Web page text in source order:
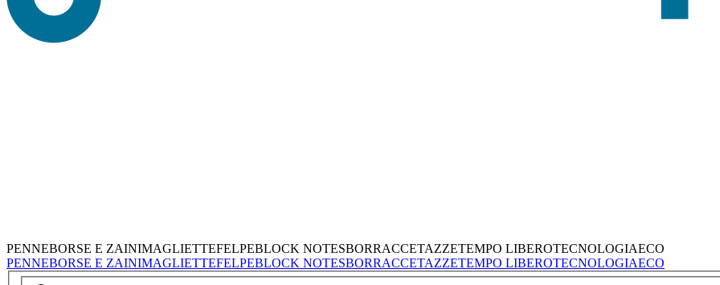
PENNEBORSE E ZAINIMAGLIETTEFELPEBLOCK NOTESBORRACCETAZZETEMPO LIBEROTECNOLOGIAECO
PENNEBORSE E ZAINIMAGLIETTEFELPEBLOCK NOTESBORRACCETAZZETEMPO LIBEROTECNOLOGIAECO